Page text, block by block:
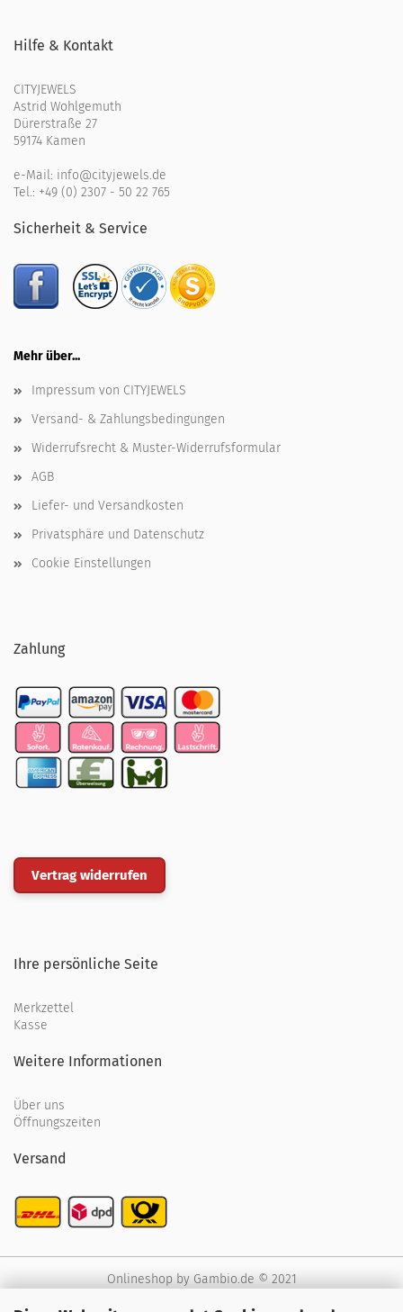
Hilfe & Kontakt
CITYJEWELS
Astrid Wohlgemuth
Dürerstraße 27
59174 Kamen
e-Mail: info@cityjewels.de
Tel.: +49 (0) 2307 - 50 22 765
Sicherheit & Service
Mehr über...
Impressum von CITYJEWELS
Versand- & Zahlungsbedingungen
Widerrufsrecht & Muster-Widerrufsformular
AGB
Liefer- und Versandkosten
Privatsphäre und Datenschutz
Cookie Einstellungen
Zahlung
Vertrag widerrufen
Ihre persönliche Seite
Merkzettel
Kasse
Weitere Informationen
Über uns
Öffnungszeiten
Versand
Onlineshopby Gambio.de © 2021